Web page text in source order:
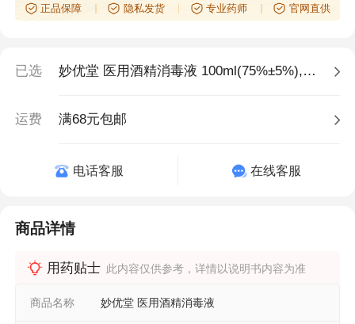
正品保障 隐私发货 专业药师 官网直供
已选 妙优堂 医用酒精消毒液 100ml(75%±5%),1瓶
运费 满68元包邮
电话客服 在线客服
商品详情
用药贴士 此内容仅供参考，详情以说明书内容为准
商品名称 妙优堂 医用酒精消毒液